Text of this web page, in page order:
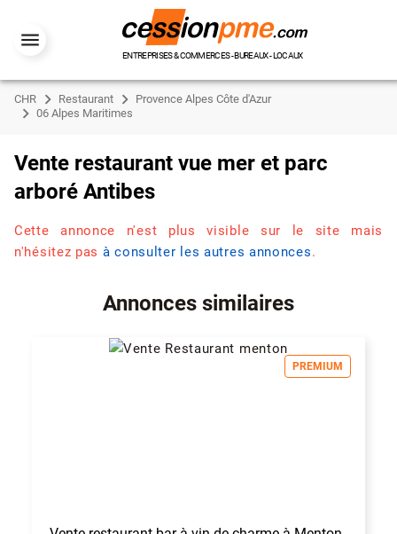
ENTREPRISES & COMMERCES - BUREAUX - LOCAUX
CHR Restaurant
Provence Alpes Côte d'Azur
06 Alpes Maritimes
Vente restaurant vue mer et parc
arboré Antibes
Cette annonce n'est plus visible sur le site mais
n'hésitez pas à consulter les autres annonces.
Annonces similaires
PREMIUM